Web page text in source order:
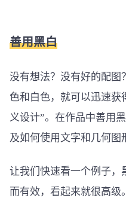
善用黑白
没有想法？没有好的配图
色和白色，就可以迅速获
义设计”。在作品中善用
及如何使用文字和几何图
让我们快速看一个例子，
而有效，看起来就很高级。